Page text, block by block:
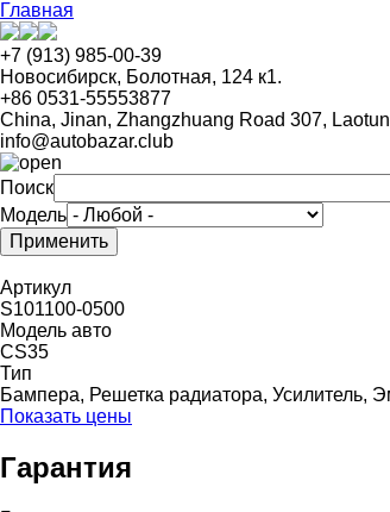
Перейти
к
основному
содержанию
Главная
+7 (913) 985-00-39
Новосибирск, Болотная, 124 к1.
+86 0531-55553877
China, Jinan, Zhangzhuang Road 307,
info@autobazar.club
Поиск
Модель
Артикул
S101100-0500
Модель авто
CS35
Тип
Бампера, Решетка радиатора, Усилитель,
Показать цены
Гарантия